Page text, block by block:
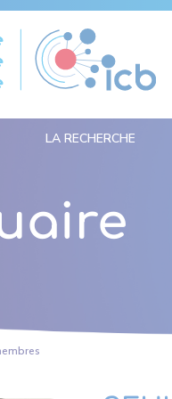
LA RECHERCHE